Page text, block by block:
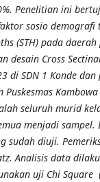
Penelitian ini
sosio demografi
(STH) pada daerah
desain Cross
di SDN 1 Konde dan
seluruh murid
menjadi sampel.
sudah diuji.
Analisis data
uji Chi Square